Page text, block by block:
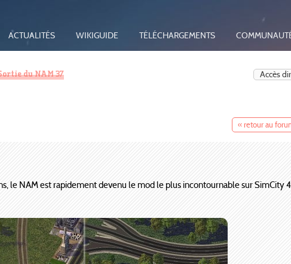
ACTUALITÉS WIKIGUIDE TÉLÉCHARGEMENTS
du NAM 37
« retour au
le NAM est rapidement devenu le mod le plus incontournable sur SimCity